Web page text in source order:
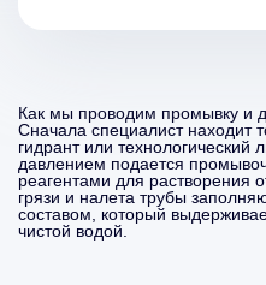
Как мы проводим промывку и
Сначала специалист находит
гидрант или технологический
давлением подается
реагентами для растворения
грязи и налета трубы
составом, который
чистой водой.